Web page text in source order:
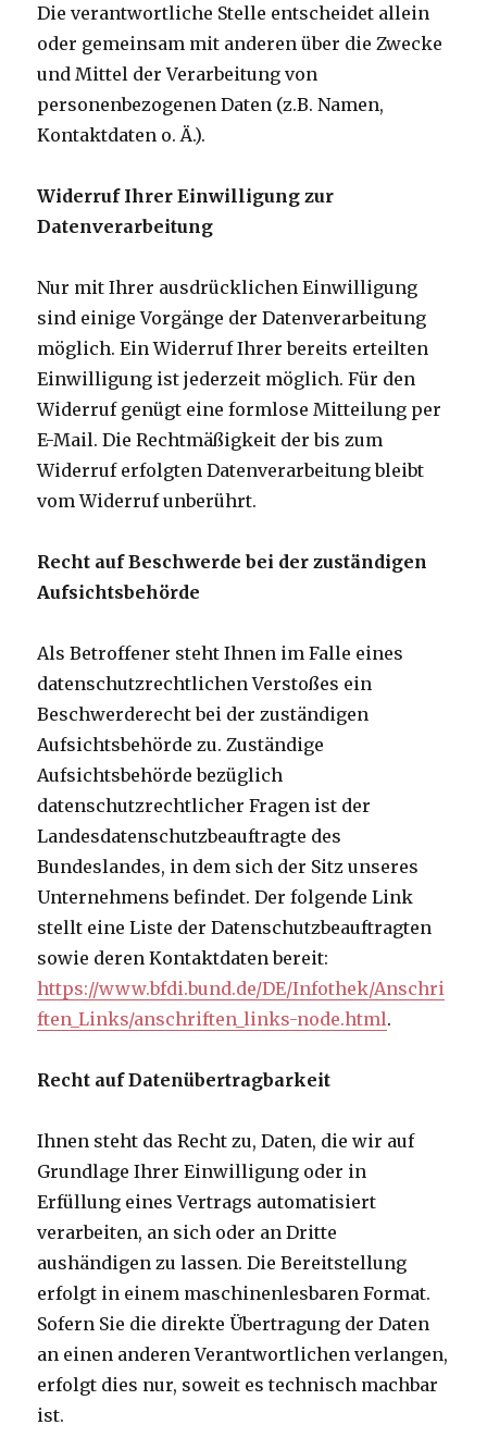
Die verantwortliche Stelle entscheidet allein
oder gemeinsam mit anderen über die Zwecke
und Mittel der Verarbeitung von
personenbezogenen Daten (z.B. Namen,
Kontaktdaten o. Ä.).
Widerruf Ihrer Einwilligung zur
Datenverarbeitung
Nur mit Ihrer ausdrücklichen Einwilligung
sind einige Vorgänge der Datenverarbeitung
möglich. Ein Widerruf Ihrer bereits erteilten
Einwilligung ist jederzeit möglich. Für den
Widerruf genügt eine formlose Mitteilung per
E-Mail. Die Rechtmäßigkeit der bis zum
Widerruf erfolgten Datenverarbeitung bleibt
vom Widerruf unberührt.
Recht auf Beschwerde bei der zuständigen
Aufsichtsbehörde
Als Betroffener steht Ihnen im Falle eines
datenschutzrechtlichen Verstoßes ein
Beschwerderecht bei der zuständigen
Aufsichtsbehörde zu. Zuständige
Aufsichtsbehörde bezüglich
datenschutzrechtlicher Fragen ist der
Landesdatenschutzbeauftragte des
Bundeslandes, in dem sich der Sitz unseres
Unternehmens befindet. Der folgende Link
stellt eine Liste der Datenschutzbeauftragten
sowie deren Kontaktdaten bereit:
https://www.bfdi.bund.de/DE/Infothek/Anschri
ften_Links/anschriften_links-node.html.
Recht auf Datenübertragbarkeit
Ihnen steht das Recht zu, Daten, die wir auf
Grundlage Ihrer Einwilligung oder in
Erfüllung eines Vertrags automatisiert
verarbeiten, an sich oder an Dritte
aushändigen zu lassen. Die Bereitstellung
erfolgt in einem maschinenlesbaren Format.
Sofern Sie die direkte Übertragung der Daten
an einen anderen Verantwortlichen verlangen,
erfolgt dies nur, soweit es technisch machbar
ist.